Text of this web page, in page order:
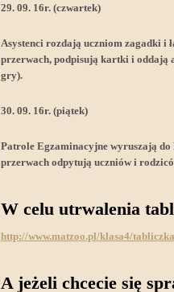
29. 09. 16r. (czwartek)
Asystenci rozdają uczniom zagadki i
przerwach, podpisują kartki i oddają
gry).
30. 09. 16r. (piątek)
Patrole Egzaminacyjne wyruszają do
przerwach odpytują uczniów i
W celu utrwalenia
http://www.matzoo.pl/klasa4/
A jeżeli chcecie się